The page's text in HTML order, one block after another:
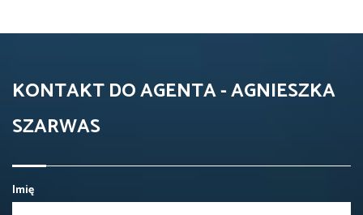
KONTAKT DO AGENTA - AGNIESZKA
SZARWAS
Imię